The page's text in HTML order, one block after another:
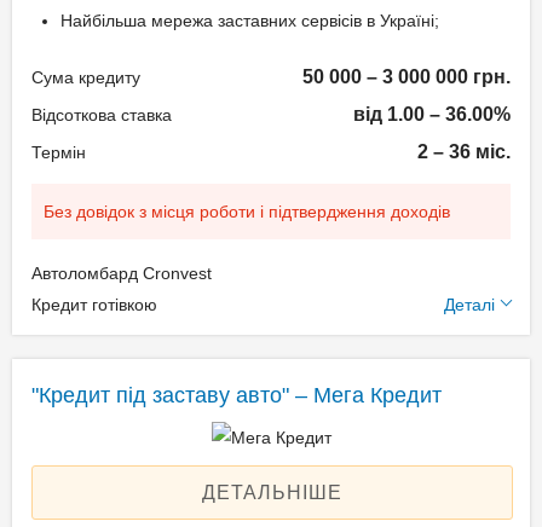
Найбільша мережа заставних сервісів в Україні;
Сума кредиту 50 000 – 3 000 000 грн.
Відсоткова ставка від 1.00 – 36.00%
Термін 2 – 36 міс.
Без довідок з місця роботи і підтвердження доходів
Автоломбард Cronvest
Кредит готівкою
Деталі
Щомісячна комісія: 0.00%
Застава: Автотранспорт
Aннуітет
Спосіб погашення:
"Кредит під заставу авто" – Мега Кредит
ДЕТАЛЬНІШЕ